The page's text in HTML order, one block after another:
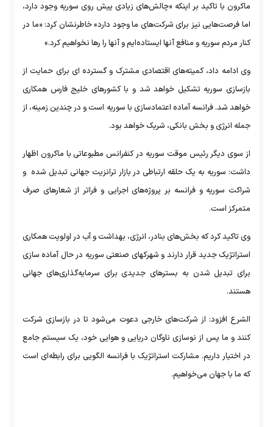
ماکرون با تاکید بر اینکه «چالش‌های زیادی پیش روی سوریه وجود دارد،
اما فرصت‌هایی نیز برای شرکت‌های ما وجود دارد» خاطرنشان کرد: «ما در
کنار مردم سوریه و منافع آنها ایستاده‌ایم و آنها را رها نخواهیم کرد.»
وی ادامه داد، کمیته‌های اقتصادی مشترک و گسترده ای برای حمایت از
بازسازی سوریه تشکیل خواهد شد و با کشورهای خلیج فارس همکاری
خواهد شد. فرانسه آماده اعتمادسازی با سوریه است و در چندین زمینه، از
جمله انرژی و بخش بانکی، شریک خواهد بود.
از سوی دیگر رئیس موقت سوریه در کنفرانس مطبوعاتی با ماکرون اظهار
داشت: سوریه به یک حلقه ارتباطی در بازار ترانزیت جهانی تبدیل شده و
شراکت سوریه و فرانسه بر پروژه‌های اجرایی و فراتر از شعارهای صرف
متمرکز است.
وی تاکید کرد که بخش‌های بنادر، انرژی، بهداشت و آب در اولویت همکاری
استراتژیک جدید قرار دارند و شهرکهای صنعتی سوریه در حال آماده سازی
برای تبدیل شدن به بسترهای جدیدی برای سرمایه‌گذاری‌های جهانی
هستند.
الشرع افزود: از شرکت‌های خارجی دعوت می‌شود تا در بازسازی شرکت
کنند و ما پس از نوسازی ناوگان دریایی و هوایی خود، یک سیستم جامع
در اختیار داریم. مشارکت استراتژیک با فرانسه الگویی برای رابطه‌ای است
که ما با جهان می‌خواهیم.